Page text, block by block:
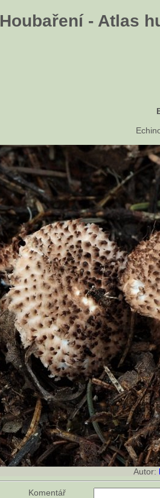
Houbaření - Atlas
Autor:
Komentář